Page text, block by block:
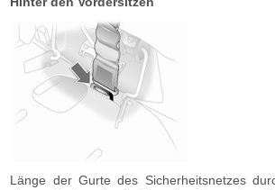
Länge der Gurte des Sicherheitsnetzes